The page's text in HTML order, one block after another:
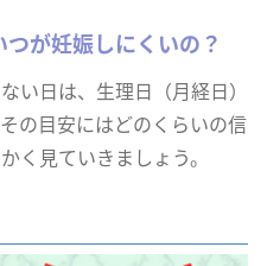
つが妊娠しにくいの？
い日は、生理日（月経日）
の目安にはどのくらいの信
く見ていきましょう。